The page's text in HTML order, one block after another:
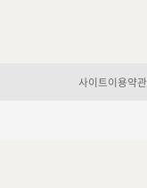
사이트이용약관